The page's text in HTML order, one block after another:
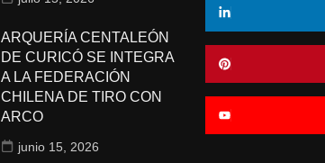
ARQUERÍA CENTALEÓN
DE CURICÓ SE INTEGRA
A LA FEDERACIÓN
CHILENA DE TIRO CON
ARCO
junio 15, 2026